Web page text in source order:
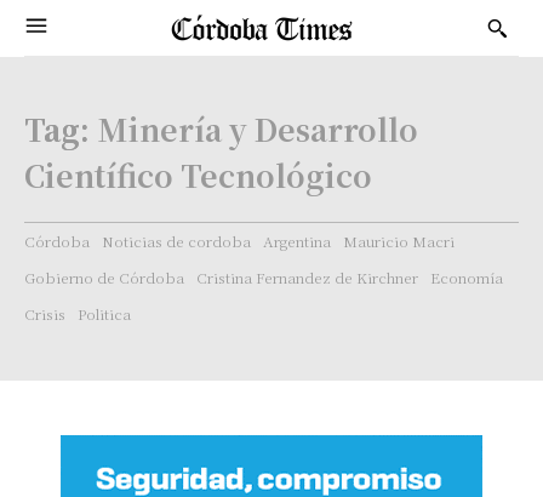
Tag: Minería y Desarrollo
Científico Tecnológico
Córdoba Noticias de cordoba Argentina
Mauricio Macri
Gobierno de Córdoba
Cristina Fernandez de Kirchner
Economía
Crisis
Politica